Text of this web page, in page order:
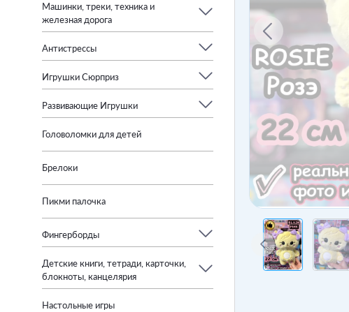
Машинки, треки, техника и
железная дорога
Антистрессы
Игрушки Сюрприз
Развивающие Игрушки
Головоломки для детей
Брелоки
Пикми палочка
Фингерборды
Детские книги, тетради, карточки,
блокноты, канцелярия
Настольные игры